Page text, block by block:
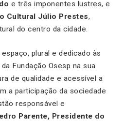
e três imponentes lustres, e
Cultural Júlio Prestes,
do centro da cidade.
plural e dedicado às
Fundação Osesp na sua
de qualidade e acessível a
a participação da sociedade
responsável e
Parente, Presidente do